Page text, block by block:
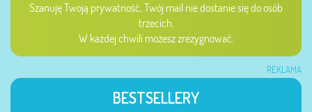
Szanuję Twoją prywatność, Twój mail nie dostanie się do osób
trzecich.
W każdej chwili możesz zrezygnować.
REKLAMA
BESTSELLERY